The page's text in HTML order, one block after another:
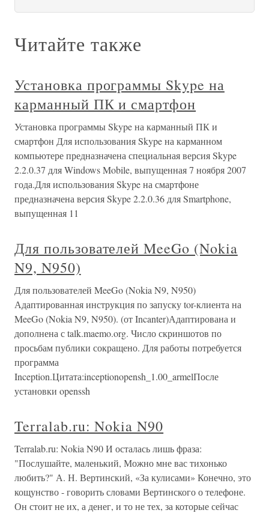
Читайте также
Установка программы Skype на
карманный ПК и смартфон
Установка программы Skype на карманный ПК и
смартфон Для использования Skype на карманном
компьютере предназначена специальная версия Skype
2.2.0.37 для Windows Mobile, выпущенная 7 ноября 2007
года.Для использования Skype на смартфоне
предназначена версия Skype 2.2.0.36 для Smartphone,
выпущенная 11
Для пользователей MeeGo (Nokia
N9, N950)
Для пользователей MeeGo (Nokia N9, N950)
Адаптированная инструкция по запуску tor-клиента на
MeeGo (Nokia N9, N950). (от Incanter)Адаптирована и
дополнена с talk.maemo.org. Число скриншотов по
просьбам публики сокращено. Для работы потребуется
программа
Inception.Цитата:inceptionopensh_1.00_armelПосле
установки openssh
Terralab.ru: Nokia N90
Terralab.ru: Nokia N90 И осталась лишь фраза:
"Послушайте, маленький, Можно мне вас тихонько
любить?" А. Н. Вертинский, «За кулисами» Конечно, это
кощунство - говорить словами Вертинского о телефоне.
Он стоит не их, а денег, и то не тех, за которые сейчас